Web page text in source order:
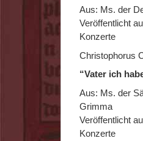
Aus: Ms. der
Veröffentlicht
Konzerte
Christophorus
“Vater ich
Aus: Ms. der
Grimma
Veröffentlicht
Konzerte